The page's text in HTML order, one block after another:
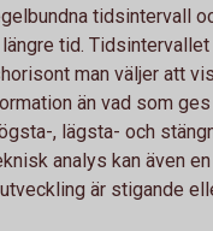
tidsintervall
tid.
man väljer att
än vad som
, lägsta- och
analys kan även
är stigande